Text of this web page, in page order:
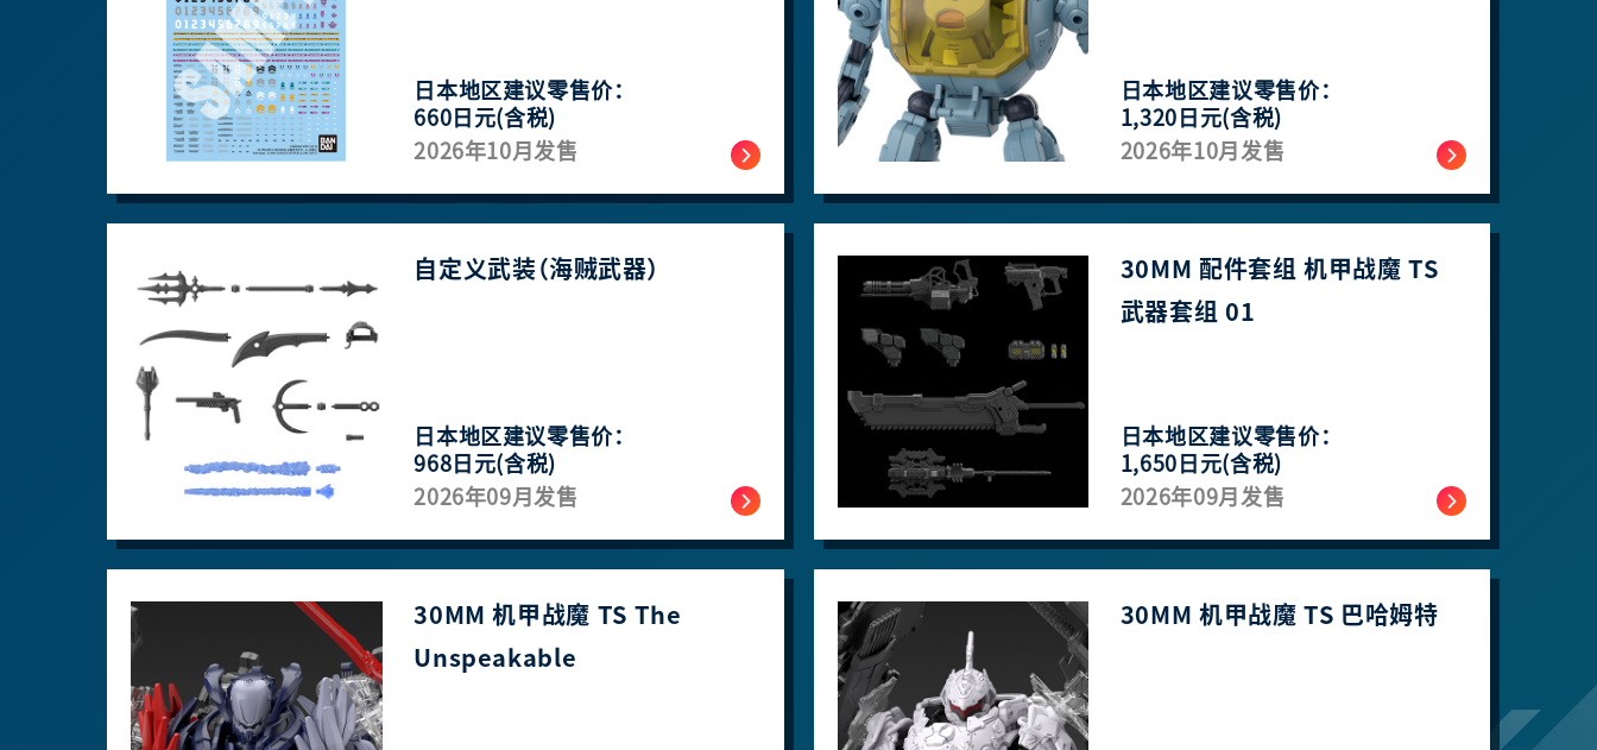
日本地区建议零售价：
660日元(含税)
2026年10月发售
日本地区建议零售价：
1,320日元(含税)
2026年10月发售
自定义武装（海贼武器）
日本地区建议零售价：
968日元(含税)
2026年09月发售
30MM 配件套组 机甲战魔 TS
武器套组 01
日本地区建议零售价：
1,650日元(含税)
2026年09月发售
30MM 机甲战魔 TS The
Unspeakable
30MM 机甲战魔 TS 巴哈姆特